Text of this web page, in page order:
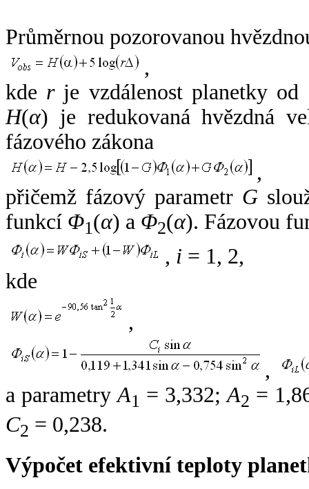
Průměrnou pozorovanou
,
kde rje vzdálenost planetky od
H(α) je redukovaná hvězdná
fázového zákona
,
přičemž fázový parametr G
funkcí Φ1(α) a Φ2(α). Fázovou
, i = 1, 2,
kde
,
,
a parametryA1 = 3,332;A2 =
C2 = 0,238.
Výpočet efektivní teploty